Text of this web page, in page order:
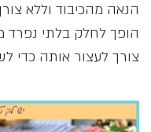
הנאה מהכיבוד וללא
הופך לחלק בלתי
צורך לעצור אותה כדי